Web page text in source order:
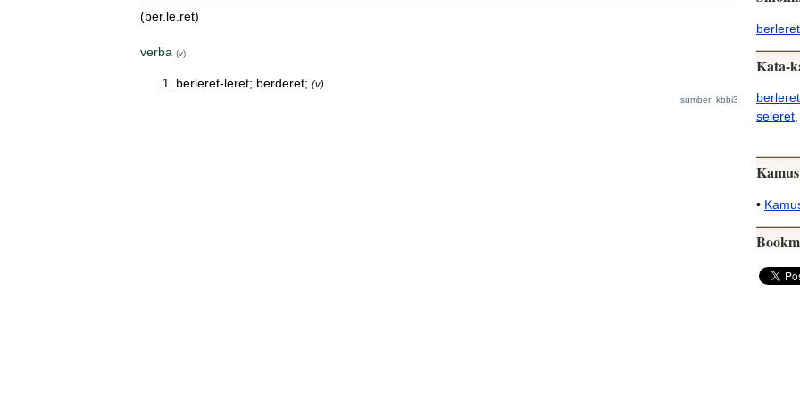
(ber.le.ret)
verba (v)
berleret-leret; berderet; (v)
sumber: kbbi3
Kata-
seleret
•